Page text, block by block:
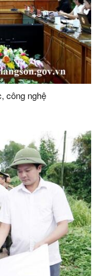
công nghệ